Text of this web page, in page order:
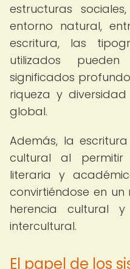
estructuras
entorno natural,
escritura, las
utilizados
significados
riqueza y
global.
Además, la
cultural al permitir
literaria y
convirtiéndose en
herencia cultural
intercultural.
El papel de los